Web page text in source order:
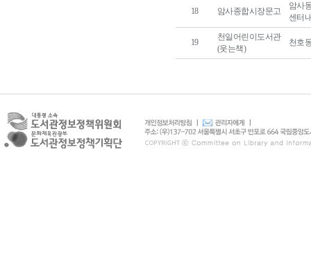
18 암사종합시장문고
암사
센터
19
천일어린이도서관
(웃는책)
천호